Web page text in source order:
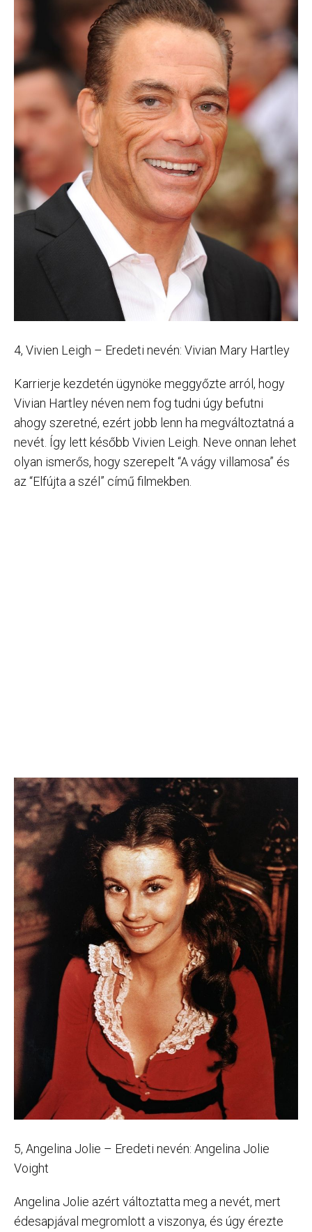
4, Vivien Leigh – Eredeti nevén: Vivian Mary Hartley
Karrierje kezdetén ügynöke meggyőzte arról, hogy
Vivian Hartley néven nem fog tudni úgy befutni
ahogy szeretné, ezért jobb lenn ha megváltoztatná a
nevét. Így lett később Vivien Leigh. Neve onnan lehet
olyan ismerős, hogy szerepelt “A vágy villamosa” és
az “Elfújta a szél” című filmekben.
5, Angelina Jolie – Eredeti nevén: Angelina Jolie
Voight
Angelina Jolie azért változtatta meg a nevét, mert
édesapjával megromlott a viszonya, és úgy érezte